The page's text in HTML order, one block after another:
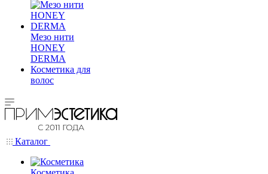
Мезо нити
HONEY
DERMA
Косметика для
волос
Каталог